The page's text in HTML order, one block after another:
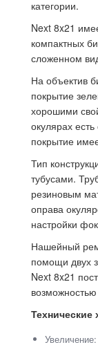
категории.
Next 8x21
компактных
сложенном
На объектив
покрытие
хорошими
окулярах
покрытие
Тип
тубусами.
резиновым
оправа
настройки
Нашейный
помощи двух
Next 8x21
Технические